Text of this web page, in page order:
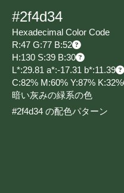
#2f4d34
Hexadecimal Color Code
R:47 G:77 B:52
H:130 S:39 B:30
L*:29.81 a*:-17.31 b*:11.39
C:82% M:60% Y:87% K:32%
暗い灰みの緑系の色
#2f4d34 の配色パターン